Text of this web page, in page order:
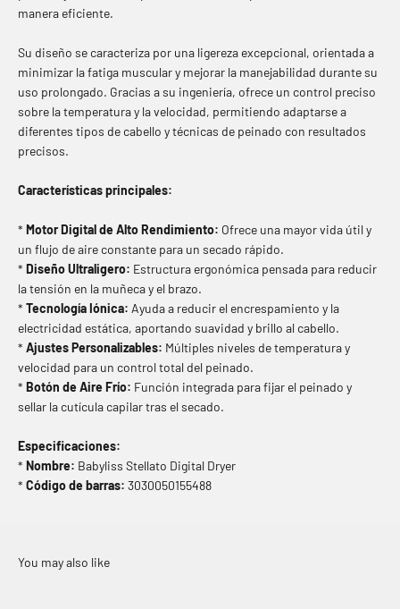
manera eficiente.
Su diseño se caracteriza por una ligereza excepcional, orientada a
minimizar la fatiga muscular y mejorar la manejabilidad durante su
uso prolongado. Gracias a su ingeniería, ofrece un control preciso
sobre la temperatura y la velocidad, permitiendo adaptarse a
diferentes tipos de cabello y técnicas de peinado con resultados
precisos.
Características principales:
* Motor Digital de Alto Rendimiento: Ofrece una mayor vida útil y
un flujo de aire constante para un secado rápido.
* Diseño Ultraligero: Estructura ergonómica pensada para reducir
la tensión en la muñeca y el brazo.
* Tecnología Iónica: Ayuda a reducir el encrespamiento y la
electricidad estática, aportando suavidad y brillo al cabello.
* Ajustes Personalizables: Múltiples niveles de temperatura y
velocidad para un control total del peinado.
* Botón de Aire Frío: Función integrada para fijar el peinado y
sellar la cutícula capilar tras el secado.
Especificaciones:
* Nombre: Babyliss Stellato Digital Dryer
* Código de barras: 3030050155488